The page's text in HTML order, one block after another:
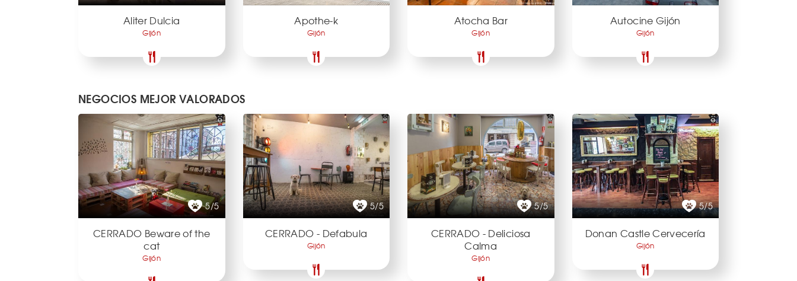
Aliter Dulcia
Gijón
Apothe-k
Gijón
Atocha Bar
Gijón
Autocine Gijón
Gijón
NEGOCIOS MEJOR VALORADOS
5/5
CERRADO Beware of the
cat
Gijón
5/5
CERRADO - Defabula
Gijón
5/5
CERRADO - Deliciosa
Calma
Gijón
5/5
Donan Castle Cervecería
Gijón